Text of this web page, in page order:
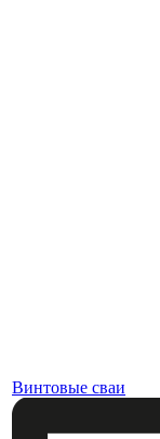
Винтовые сваи